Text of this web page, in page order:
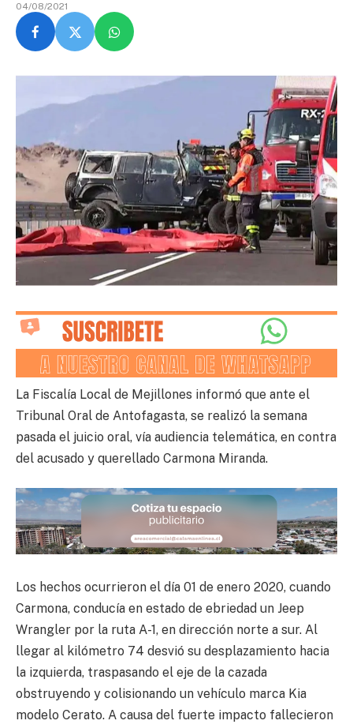
04/08/2021
La Fiscalía Local de Mejillones informó que ante el
Tribunal Oral de Antofagasta, se realizó la semana
pasada el juicio oral, vía audiencia telemática, en contra
del acusado y querellado Carmona Miranda.
Los hechos ocurrieron el día 01 de enero 2020, cuando
Carmona, conducía en estado de ebriedad un Jeep
Wrangler por la ruta A-1, en dirección norte a sur. Al
llegar al kilómetro 74 desvió su desplazamiento hacia
la izquierda, traspasando el eje de la cazada
obstruyendo y colisionando un vehículo marca Kia
modelo Cerato. A causa del fuerte impacto fallecieron